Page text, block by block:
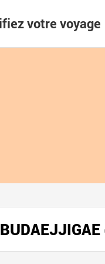
votre voyage